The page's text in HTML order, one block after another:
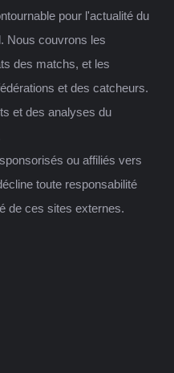
pour l'actualité du
Nous couvrons les
des matchs, et les
et des catcheurs.
et des analyses du
ou affiliés vers
toute responsabilité
de ces sites externes.